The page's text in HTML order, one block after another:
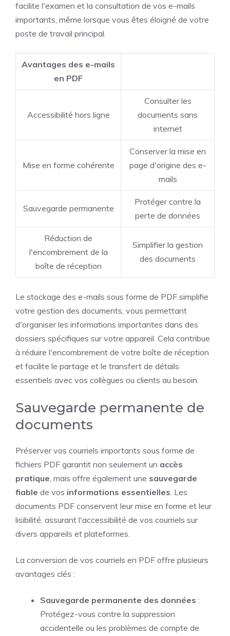
facilite l'examen et la consultation de vos e-mails
importants, même lorsque vous êtes éloigné de votre
poste de travail principal.
Avantages des e-mails
en PDF
Accessibilité hors ligne
Consulter les
documents sans
internet
Mise en forme cohérente
Conserver la mise en
page d'origine des e-
mails
Sauvegarde permanente
Protéger contre la
perte de données
Réduction de
l'encombrement de la
boîte de réception
Simplifier la gestion
des documents
Le stockage des e-mails sous forme de PDF simplifie
votre gestion des documents, vous permettant
d'organiser les informations importantes dans des
dossiers spécifiques sur votre appareil. Cela contribue
à réduire l'encombrement de votre boîte de réception
et facilite le partage et le transfert de détails
essentiels avec vos collègues ou clients au besoin.
Sauvegarde permanente de
documents
Préserver vos courriels importants sous forme de
fichiers PDF garantit non seulement un accès
pratique, mais offre également une sauvegarde
fiable de vos informations essentielles. Les
documents PDF conservent leur mise en forme et leur
lisibilité, assurant l'accessibilité de vos courriels sur
divers appareils et plateformes.
La conversion de vos courriels en PDF offre plusieurs
avantages clés :
Sauvegarde permanente des données :
Protégez-vous contre la suppression
accidentelle ou les problèmes de compte de